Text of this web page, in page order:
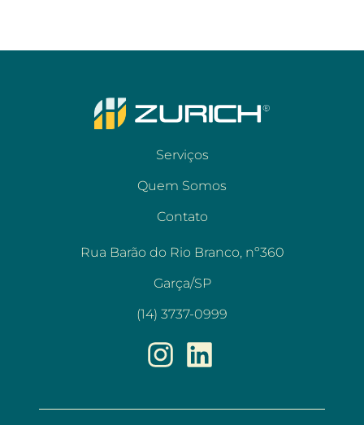
Serviços
Quem Somos
Contato
Rua Barão do Rio Branco, nº360
Garça/SP
(14) 3737-0999